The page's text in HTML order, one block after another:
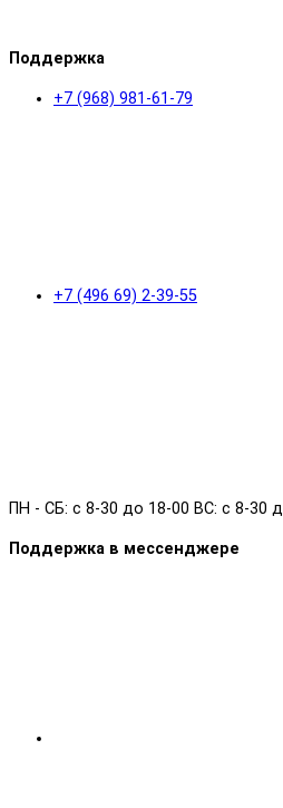
Поддержка
+7 (968) 981-61-79
+7 (496 69) 2-39-55
ПН - СБ: с 8-30 до 18-00 ВС: с 8-30
Поддержка в мессенджере